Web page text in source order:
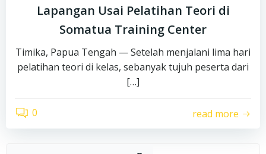
Lapangan Usai Pelatihan Teori di
Somatua Training Center
Timika, Papua Tengah — Setelah menjalani lima hari
pelatihan teori di kelas, sebanyak tujuh peserta dari
[…]
0 read more